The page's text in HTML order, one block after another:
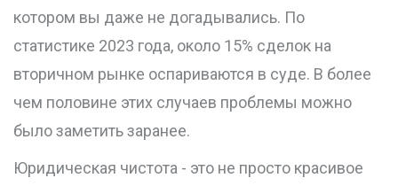
котором вы даже не догадывались. По
статистике 2023 года, около 15% сделок на
вторичном рынке оспариваются в суде. В более
чем половине этих случаев проблемы можно
было заметить заранее.
Юридическая чистота - это не просто красивое